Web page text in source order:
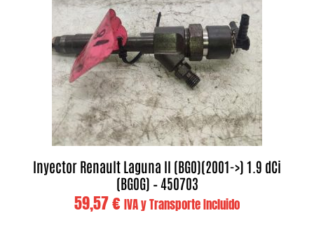
Inyector Renault Laguna II (BG0)(2001->) 1.9 dCi
(BG0G) – 450703
59,57€ IVA y Transporte Incluido